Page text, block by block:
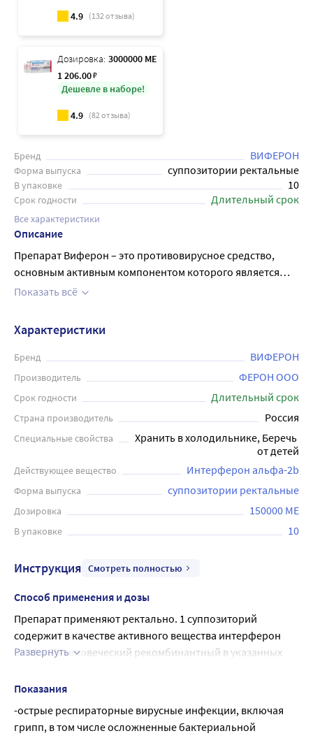
4.9 (132отзыва)
Дозировка: 3000000 МЕ
1 206.00₽
Дешевле в наборе!
4.9 (82отзыва)
Бренд ВИФЕРОН
Форма выпуска суппозитории ректальные
В упаковке 10
Срок годности Длительный срок
Все характеристики
Описание
Препарат Виферон – это противовирусное средство,
основным активным компонентом которого является
интерферон альфа-2b. Его действие направлено на
профилактику ряда заболеваний. Препарат выпускается
в виде ректальных свечей, каждая из которых содержит
150 000 ME интерферона альфа-2b. В упаковке 10 свечей.
Рекомендуется использовать Виферон при гриппе,
герпетических инфекциях и других заболеваниях,
которые вызваны вирусами. Препарат обладает хорошей
переносимостью и не вызывает побочных эффектов.
Детям младше 7 лет можно применять Виферон только
по назначению врача.
Показать всё
Характеристики
Бренд ВИФЕРОН
Производитель ФЕРОН ООО
Срок годности Длительный срок
Страна производитель Россия
Специальные свойства
Хранить в холодильнике, Беречь
от детей
Действующее вещество Интерферон альфа-2b
Форма выпуска суппозитории ректальные
Дозировка 150000 МЕ
В упаковке 10
Инструкция Смотреть полностью
Способ применения и дозы
Препарат применяют ректально. 1 суппозиторий
содержит в качестве активного вещества интерферон
альфа-2b человеческий рекомбинантный в указанных
МЕ).
грипп, в том числе осложненные бактериальной
Развернуть
Показания
-острые респираторные вирусные инфекции, включая
грипп, в том числе осложненные бактериальной